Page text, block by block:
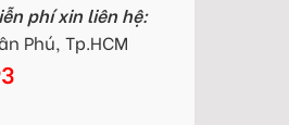
phí xin liên hệ:
Phú, Tp.HCM